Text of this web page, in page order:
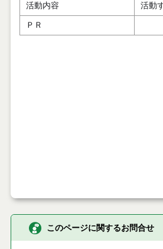
活動内容 活動
ＰＲ
このページに関するお問合せ